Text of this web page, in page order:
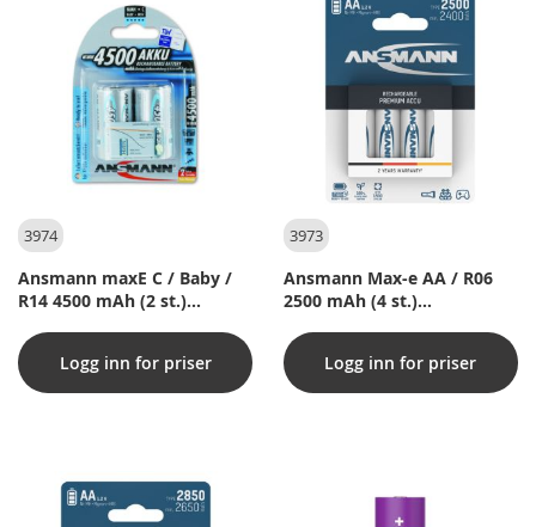
3974
Ansmann maxE C / Baby /
R14 4500 mAh (2 st.)
Logg inn for priser
3973
Ansmann Max-e AA / R06
2500 mAh (4 st.)
Logg inn for priser